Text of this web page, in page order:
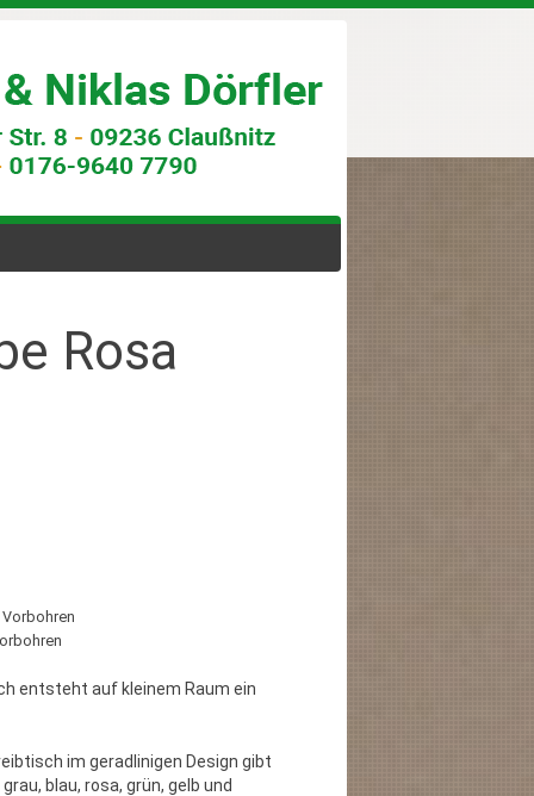
Rosa
entsteht auf kleinem Raum ein
im geradlinigen Design gibt
blau, rosa, grün, gelb und